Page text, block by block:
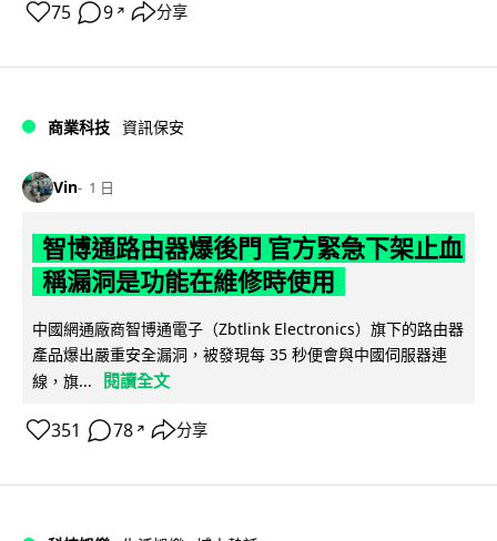
75 9 ↗ 分享
商業科技 資訊保安
Vin 1 日
智博通路由器爆後門 官方緊急下架止血
稱漏洞是功能在維修時使用
中國網通廠商智博通電子（Zbtlink Electronics）旗下的路由器
產品爆出嚴重安全漏洞，被發現每 35 秒便會與中國伺服器連
線，旗...
閱讀全文
351 78 ↗ 分享